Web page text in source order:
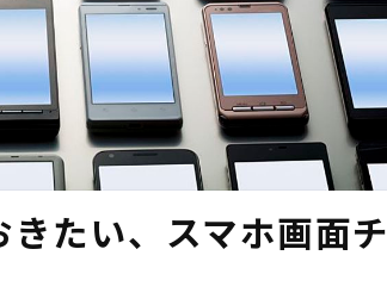
たい、スマホ画面チ